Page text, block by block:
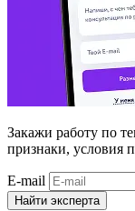
Закажи работу по
признаки, условия
E-mail
Найти эксперта